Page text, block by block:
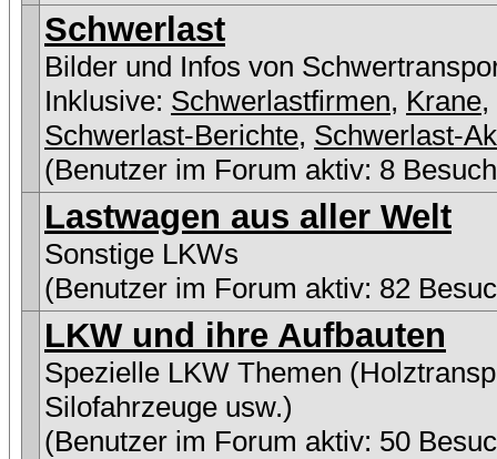
Schwerlast
Bilder und Infos von
Inklusive: Schwerlastfirmen, Krane,
Schwerlast-Berichte, Schwerlast-
(Benutzer im Forum aktiv: 8
Lastwagen aus aller Welt
Sonstige LKWs
(Benutzer im Forum aktiv: 82
LKW und ihre Aufbauten
Spezielle LKW Themen
Silofahrzeuge usw.)
(Benutzer im Forum aktiv: 50